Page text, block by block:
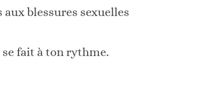
blessures sexuelles
fait à ton rythme.